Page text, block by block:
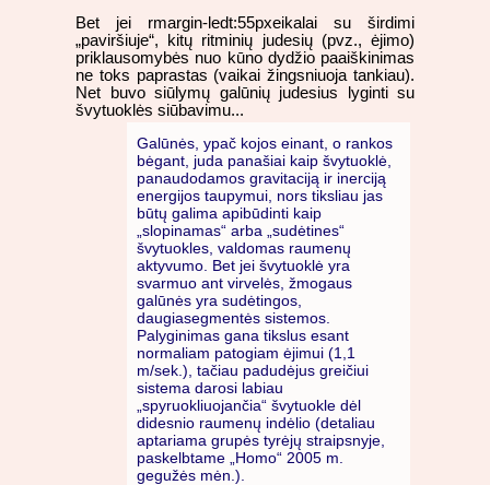
Bet jei rmargin-ledt:55pxeikalai su širdimi
„paviršiuje“, kitų ritminių judesių (pvz., ėjimo)
priklausomybės nuo kūno dydžio paaiškinimas
ne toks paprastas (vaikai žingsniuoja tankiau).
Net buvo siūlymų galūnių judesius lyginti su
švytuoklės siūbavimu...
Galūnės, ypač kojos einant, o rankos
bėgant, juda panašiai kaip švytuoklė,
panaudodamos gravitaciją ir inerciją
energijos taupymui, nors tiksliau jas
būtų galima apibūdinti kaip
„slopinamas“ arba „sudėtines“
švytuokles, valdomas raumenų
aktyvumo. Bet jei švytuoklė yra
svarmuo ant virvelės, žmogaus
galūnės yra sudėtingos,
daugiasegmentės sistemos.
Palyginimas gana tikslus esant
normaliam patogiam ėjimui (1,1
m/sek.), tačiau padudėjus greičiui
sistema darosi labiau
„spyruokliuojančia“ švytuokle dėl
didesnio raumenų indėlio (detaliau
aptariama grupės tyrėjų straipsnyje,
paskelbtame „Homo“ 2005 m.
gegužės mėn.).